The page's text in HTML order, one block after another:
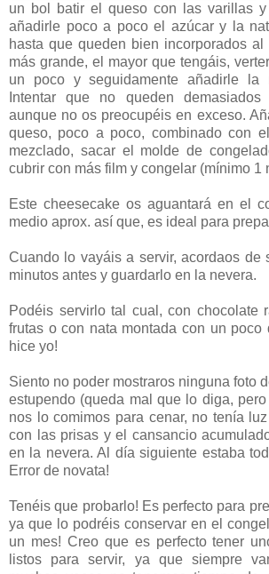
un bol batir el queso con las varillas y
añadirle poco a poco el azúcar y la
hasta que queden bien incorporados al
más grande, el mayor que tengáis,
un poco y seguidamente añadirle la
Intentar que no queden demasiados
aunque no os preocupéis en exceso.
queso, poco a poco, combinado con
mezclado, sacar el molde de
cubrir con más film y congelar (mínimo 1
Este cheesecake os aguantará en el
medio aprox. así que, es ideal para
Cuando lo vayáis a servir, acordaos de
minutos antes y guardarlo en la nevera.
Podéis servirlo tal cual, con chocolate
frutas o con nata montada con un poco
hice yo!
Siento no poder mostraros ninguna foto
estupendo (queda mal que lo diga,
nos lo comimos para cenar, no tenía
con las prisas y el cansancio
en la nevera. Al día siguiente estaba
Error de novata!
Tenéis que probarlo! Es perfecto para
ya que lo podréis conservar en el
un mes! Creo que es perfecto tener
listos para servir, ya que siempre